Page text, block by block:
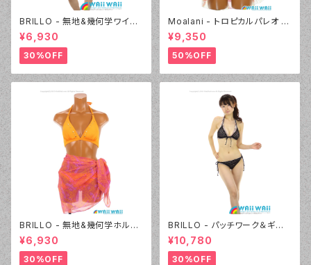
BRILLO - 無地&幾何学ワイヤ
ー 3Wayパレオセット（3314 -
20:オレンジ）
¥6,930
30%OFF
Moalani - トロピカルパレオ 3
点セット（3608 - 01:ホワイト）
¥9,350
50%OFF
BRILLO - 無地&幾何学ホルタ
ー 2Wayパレオセット（3313 -
20:オレンジ）
¥6,930
30%OFF
BRILLO - パッチワーク＆ギザ
ギザニット（3305 - 01:ホワイ
ト）
¥10,780
30%OFF